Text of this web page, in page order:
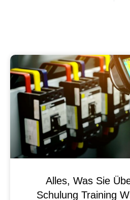
Alles, Was Sie
Schulung Training